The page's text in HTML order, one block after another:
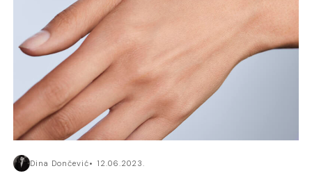
Dina Dončević 12.06.2023.